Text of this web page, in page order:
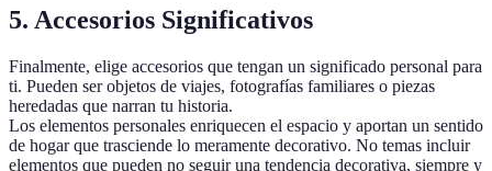
5. Accesorios Significativos
Finalmente, elige accesorios que tengan un significado personal para
ti. Pueden ser objetos de viajes, fotografías familiares o piezas
heredadas que narran tu historia.
Los elementos personales enriquecen el espacio y aportan un sentido
de hogar que trasciende lo meramente decorativo. No temas incluir
elementos que pueden no seguir una tendencia decorativa, siempre y